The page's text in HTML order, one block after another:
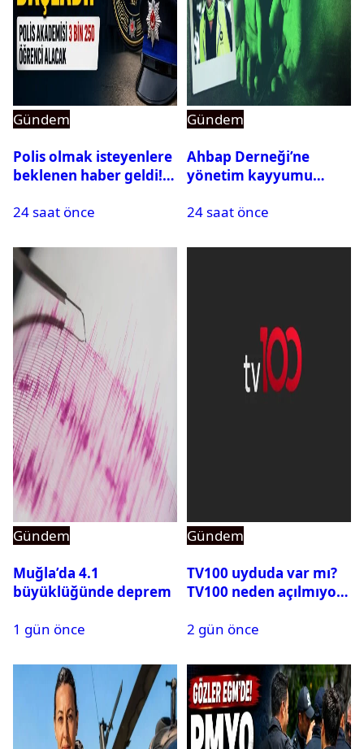
Gündem
Polis olmak isteyenlere
beklenen haber geldi!
24 saat önce
Gündem
Ahbap Derneği’ne
yönetim kayyumu
açıldı
24 saat önce
Gündem
Muğla’da 4.1
büyüklüğünde deprem
1 gün önce
Gündem
TV100 uyduda var mı?
TV100 neden açılmıyor?
2 gün önce